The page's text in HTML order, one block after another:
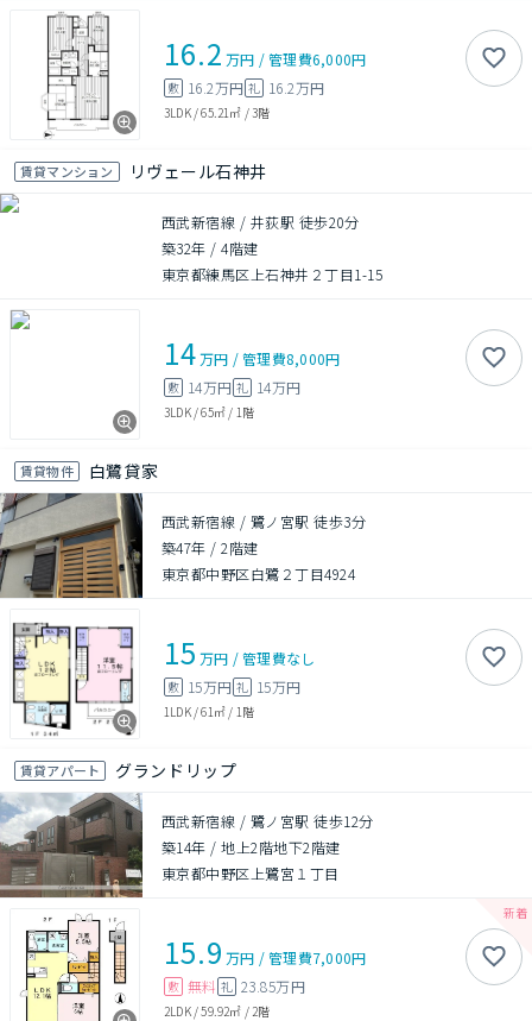
16.2 万円 /管理費6,000円
敷 16.2万円 礼 16.2万円
3LDK/65.21㎡ /3階
賃貸マンション リヴェール石神井
西武新宿線 / 井荻駅 徒歩20分
築32年 /4階建
東京都練馬区上石神井２丁目1-15
14万円 /管理費8,000円
敷 14万円 礼 14万円
3LDK/65㎡ / 1階
賃貸物件 白鷺貸家
西武新宿線 / 鷺ノ宮駅 徒歩3分
築47年 /2階建
東京都中野区白鷺２丁目4924
15 万円 /管理費なし
敷 15万円 礼 15万円
1LDK/61㎡ / 1階
賃貸アパート グランドリップ
西武新宿線 / 鷺ノ宮駅 徒歩12分
築14年 /地上2階地下2階建
東京都中野区上鷺宮１丁目
15.9 万円 /管理費7,000円
敷 無料 礼 23.85万円
2LDK/59.92㎡ / 2階